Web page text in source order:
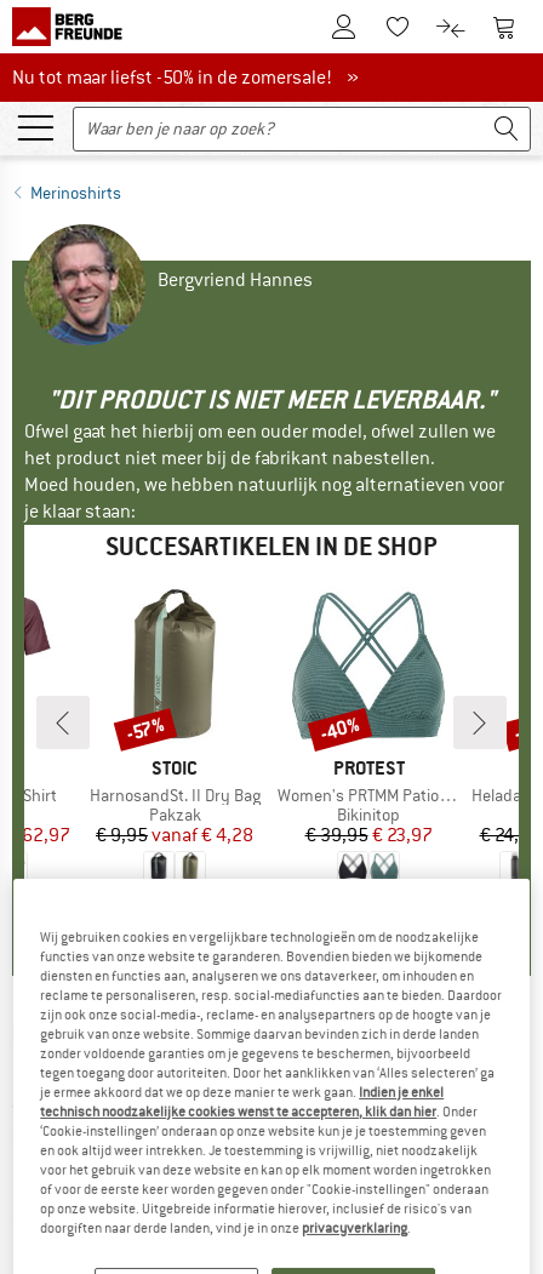
De klantenaccount
Naar deNaar de
Nu tot maar liefst -50% in de zomersale!
Nu tot maar liefst -50% in de zomersale! »
Merinoshirts
Bergvriend Hannes
"DIT PRODUCT IS NIET MEER LEVERBAAR."
Ofwel gaat het hierbij om een ouder model, ofwel zullen we
het product niet meer bij de fabrikant nabestellen.
Moed houden, we hebben natuurlijk nog alternatieven voor
je klaar staan:
SUCCESARTIKELEN IN DE SHOP
T-Shirt
prijs
€ 62,97
MERK
STOIC
Artikel
HarnosandSt. II Dry Bag
Productgroep
Pakzak
Prijs
€ 9,95 Verlaagde prijs
vanaf€ 4,28
Korting
-57%
MERK
PROTEST
Artikel
Women's PRTMM Patio Triangle
Productgroep
Bikinitop
Prijs
€ 39,95Verlaagde prijs
€ 23,97
Korting
-40%
Artikel
HeladagenSt.
€ 24,95
-
ENGEL -Baby-Shirt S/S Gerüscht -
Merinoshirt
(0)
Wij gebruiken cookies en vergelijkbare technologieën om de noodzakelijke
functies van onze website te garanderen. Bovendien bieden we bijkomende
diensten en functies aan, analyseren we ons dataverkeer, om inhouden en
reclame te personaliseren, resp. social-mediafuncties aan te bieden. Daardoor
zijn ook onze social-media-, reclame- en analysepartners op de hoogte van je
gebruik van onze website. Sommige daarvan bevinden zich in derde landen
zonder voldoende garanties om je gegevens te beschermen, bijvoorbeeld
tegen toegang door autoriteiten. Door het aanklikken van ‘Alles selecteren’ ga
je ermee akkoord dat we op deze manier te werk gaan. Indien je enkel
technisch noodzakelijke cookies wenst te accepteren, klik dan hier . Onder
‘Cookie-instellingen’ onderaan op onze website kun je je toestemming geven
en ook altijd weer intrekken. Je toestemming is vrijwillig, niet noodzakelijk
voor het gebruik van deze website en kan op elk moment worden ingetrokken
of voor de eerste keer worden gegeven onder "Cookie-instellingen" onderaan
op onze website. Uitgebreide informatie hierover, inclusief de risico's van
doorgiften naar derde landen, vind je in onze privacyverklaring